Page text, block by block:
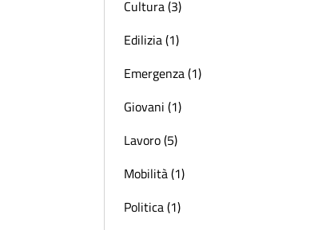
Cultura (3)
Edilizia (1)
Emergenza (1)
Giovani (1)
Lavoro (5)
Mobilità (1)
Politica (1)